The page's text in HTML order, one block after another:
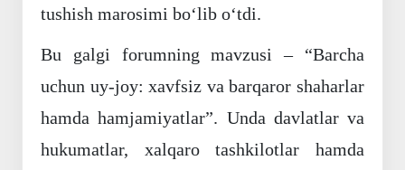
tushish marosimi boʻlib oʻtdi.
Bu galgi forumning mavzusi – “Barcha
uchun uy-joy: xavfsiz va barqaror shaharlar
hamda hamjamiyatlar”. Unda davlatlar va
hukumatlar, xalqaro tashkilotlar hamda